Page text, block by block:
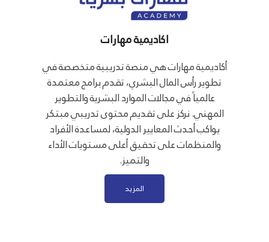
اكاديمية مهارات
أكاديمية مهارات هي منصة تدريبية متخصصة في
تطوير رأس المال البشري، تقدم برامج معتمدة
عالمياً في مجالات الموارد البشرية والتطوير
المهني. نركز على تقديم محتوى تدريبي مبتكر
يواكب أحدث المعايير الدولية، لمساعدة الأفراد
والمنظمات على تحقيق أعلى مستويات الأداء
والتميز.
المزيد